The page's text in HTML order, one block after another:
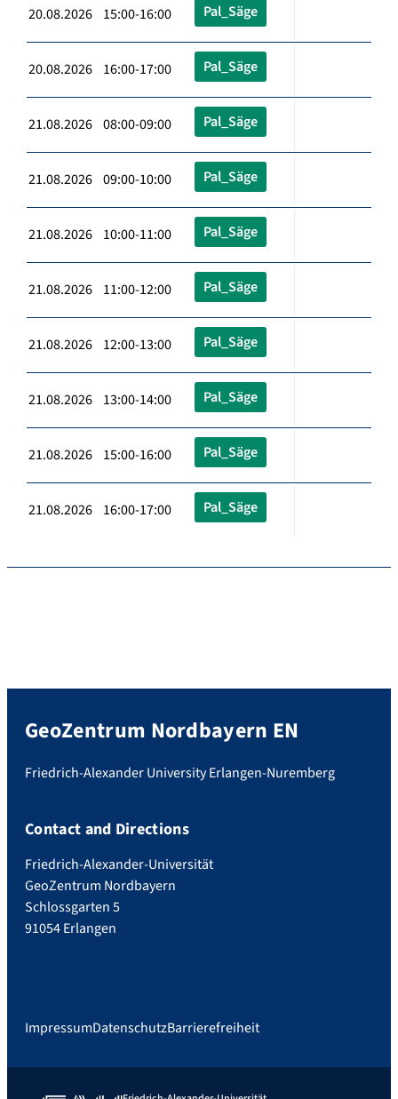
20.08.2026 15:00-16:00 Pal_Säge
20.08.2026 16:00-17:00 Pal_Säge
21.08.2026 08:00-09:00 Pal_Säge
21.08.2026 09:00-10:00 Pal_Säge
21.08.2026 10:00-11:00 Pal_Säge
21.08.2026 11:00-12:00 Pal_Säge
21.08.2026 12:00-13:00 Pal_Säge
21.08.2026 13:00-14:00 Pal_Säge
21.08.2026 15:00-16:00 Pal_Säge
21.08.2026 16:00-17:00 Pal_Säge
GeoZentrum Nordbayern EN
Friedrich-Alexander University Erlangen-Nuremberg
Contact and Directions
Friedrich-Alexander-Universität
GeoZentrum Nordbayern
Schlossgarten 5
91054 Erlangen
ImpressumDatenschutzBarrierefreiheit